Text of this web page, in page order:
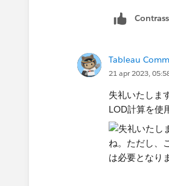
Tableau
21 apr 2023,
失礼いたします
LOD計算を使